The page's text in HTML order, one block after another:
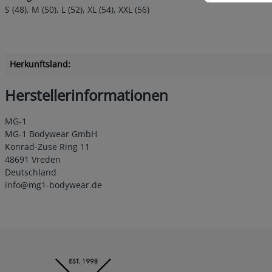
S (48), M (50), L (52), XL (54), XXL (56)
Herkunftsland:
Herstellerinformationen
MG-1
MG-1 Bodywear GmbH
Konrad-Zuse Ring 11
48691 Vreden
Deutschland
info@mg1-bodywear.de